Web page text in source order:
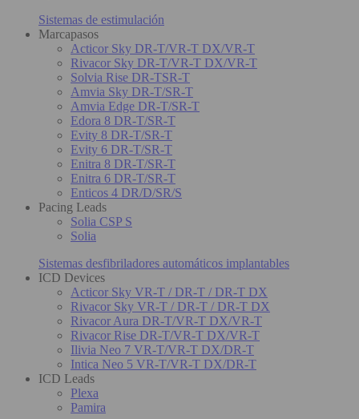
Sistemas de estimulación
Marcapasos
Acticor Sky DR-T/VR-T DX/VR-T
Rivacor Sky DR-T/VR-T DX/VR-T
Solvia Rise DR-TSR-T
Amvia Sky DR-T/SR-T
Amvia Edge DR-T/SR-T
Edora 8 DR-T/SR-T
Evity 8 DR-T/SR-T
Evity 6 DR-T/SR-T
Enitra 8 DR-T/SR-T
Enitra 6 DR-T/SR-T
Enticos 4 DR/D/SR/S
Pacing Leads
Solia CSP S
Solia
Sistemas desfibriladores automáticos implantables
ICD Devices
Acticor Sky VR-T / DR-T / DR-T DX
Rivacor Sky VR-T / DR-T / DR-T DX
Rivacor Aura DR-T/VR-T DX/VR-T
Rivacor Rise DR-T/VR-T DX/VR-T
Ilivia Neo 7 VR-T/VR-T DX/DR-T
Intica Neo 5 VR-T/VR-T DX/DR-T
ICD Leads
Plexa
Pamira